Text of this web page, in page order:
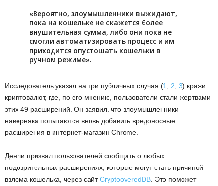
«Вероятно, злоумышленники выжидают,
пока на кошельке не окажется более
внушительная сумма, либо они пока не
смогли автоматизировать процесс и им
приходится опустошать кошельки в
ручном режиме».
Исследователь указал на три публичных случая (1 2 3) кражи
криптовалют, где, по его мнению, пользователи стали жертвами
этих 49 расширений. Он заявил, что злоумышленники
наверняка попытаются вновь добавить вредоносные
расширения в интернет-магазин Chrome.
Денли призвал пользователей сообщать о любых
подозрительных расширениях, которые могут стать причиной
взлома кошелька, через сайтCryptooveredDB . Это поможет